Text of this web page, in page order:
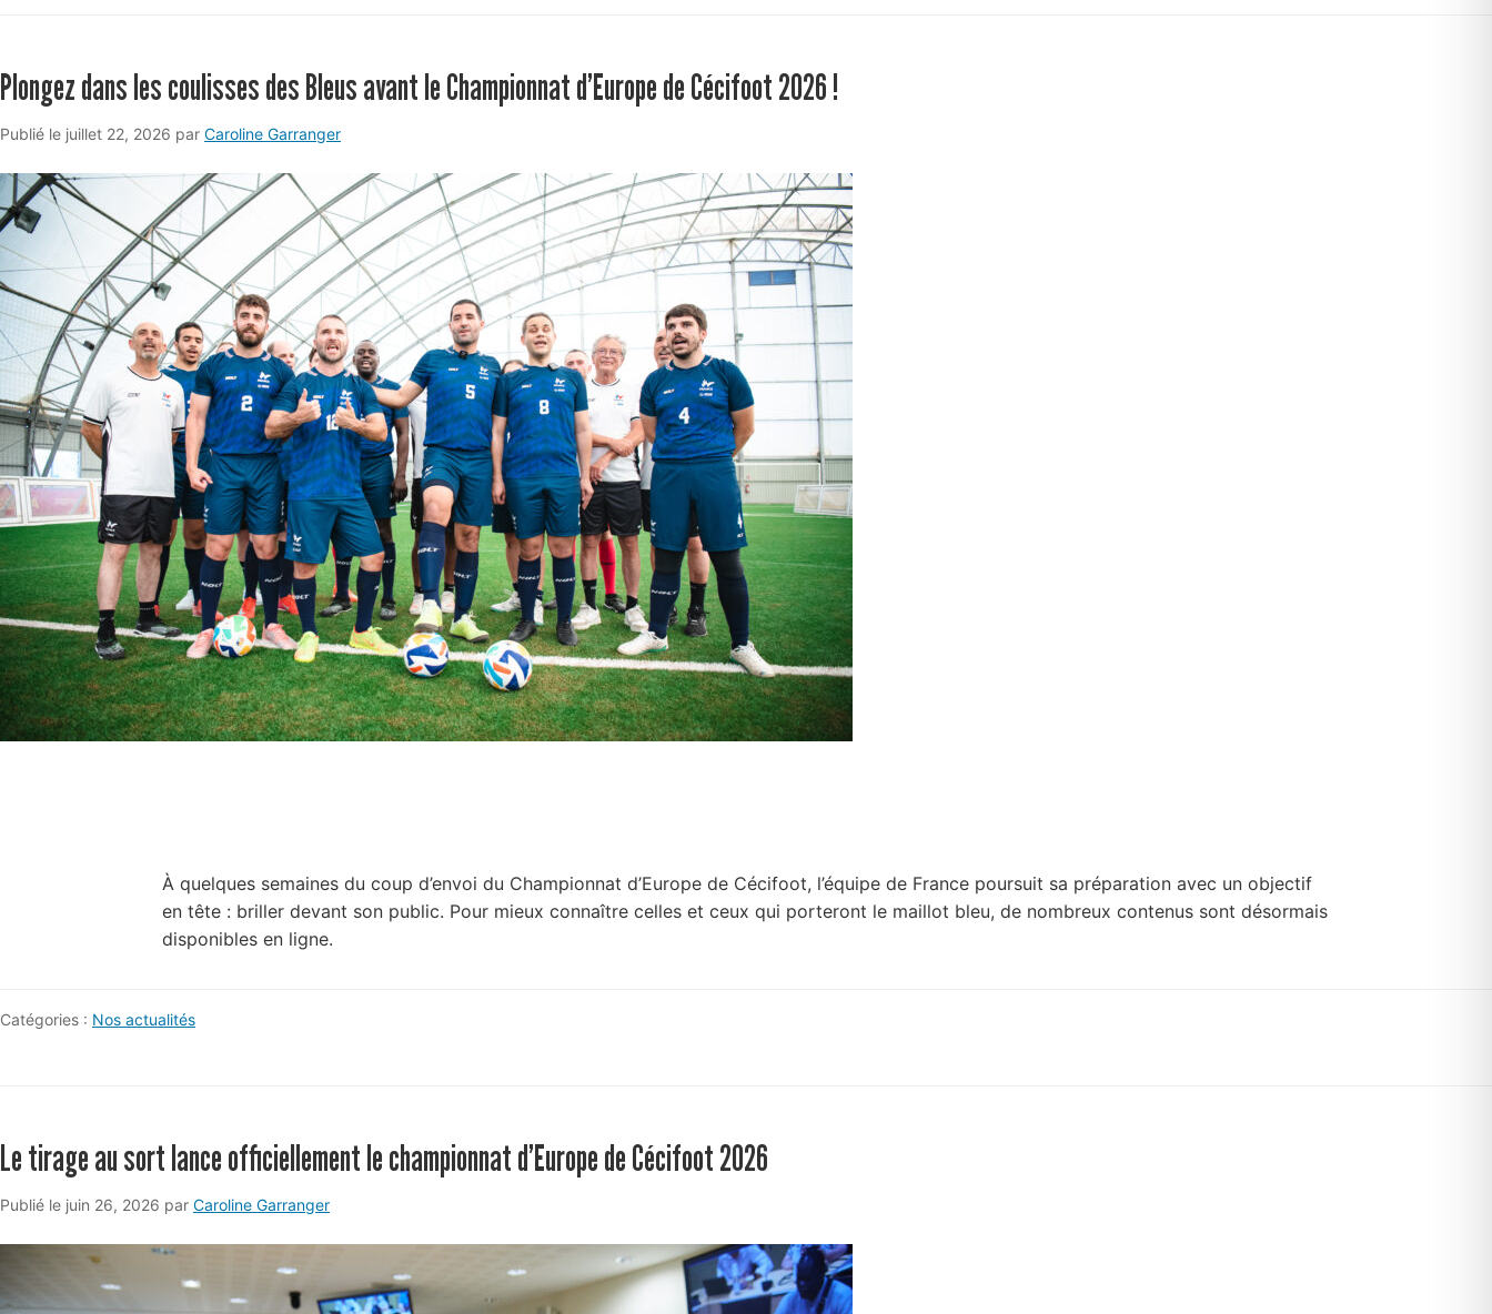
Plongez dans les coulisses des Bleus avant le Championnat d’Europe de Cécifoot 2026 !
Publié le juillet 22, 2026 juillet
2026
par Caroline Garranger
À quelques semaines du coup d’envoi du Championnat d’Europe de Cécifoot, l’équipe de France poursuit sa préparation avec un objectif
en tête : briller devant son public. Pour mieux connaître celles et ceux qui porteront le maillot bleu, de nombreux contenus sont désormais
disponibles en ligne.
Catégories : Nos actualités
Le tirage au sort lance officiellement le championnat d’Europe de Cécifoot 2026
Publié le juin 26, 2026 juin
2026
par Caroline Garranger